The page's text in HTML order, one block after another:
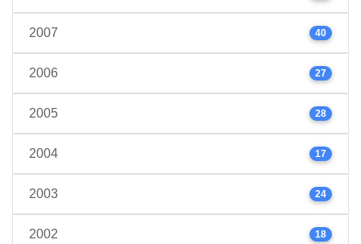
2007 40
2006 27
2005 28
2004 17
2003 24
2002 18